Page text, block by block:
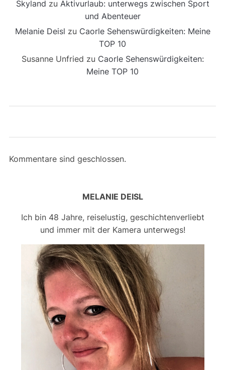
Skyland zu Aktivurlaub: unterwegs zwischen Sport
und Abenteuer
Melanie Deisl zu Caorle Sehenswürdigkeiten: Meine
TOP 10
Susanne Unfried zu Caorle Sehenswürdigkeiten:
Meine TOP 10
Kommentare sind geschlossen.
MELANIE DEISL
Ich bin 48 Jahre, reiselustig, geschichtenverliebt
und immer mit der Kamera unterwegs!